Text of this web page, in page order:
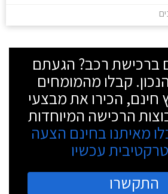
ברכישת רכב? הגעתם
קבלו מהמומחים
חינם, הכירו את מבצעי
הרכישה המיוחדות
מאיתנו בחינם הצעה
עכשיו
התקשרו